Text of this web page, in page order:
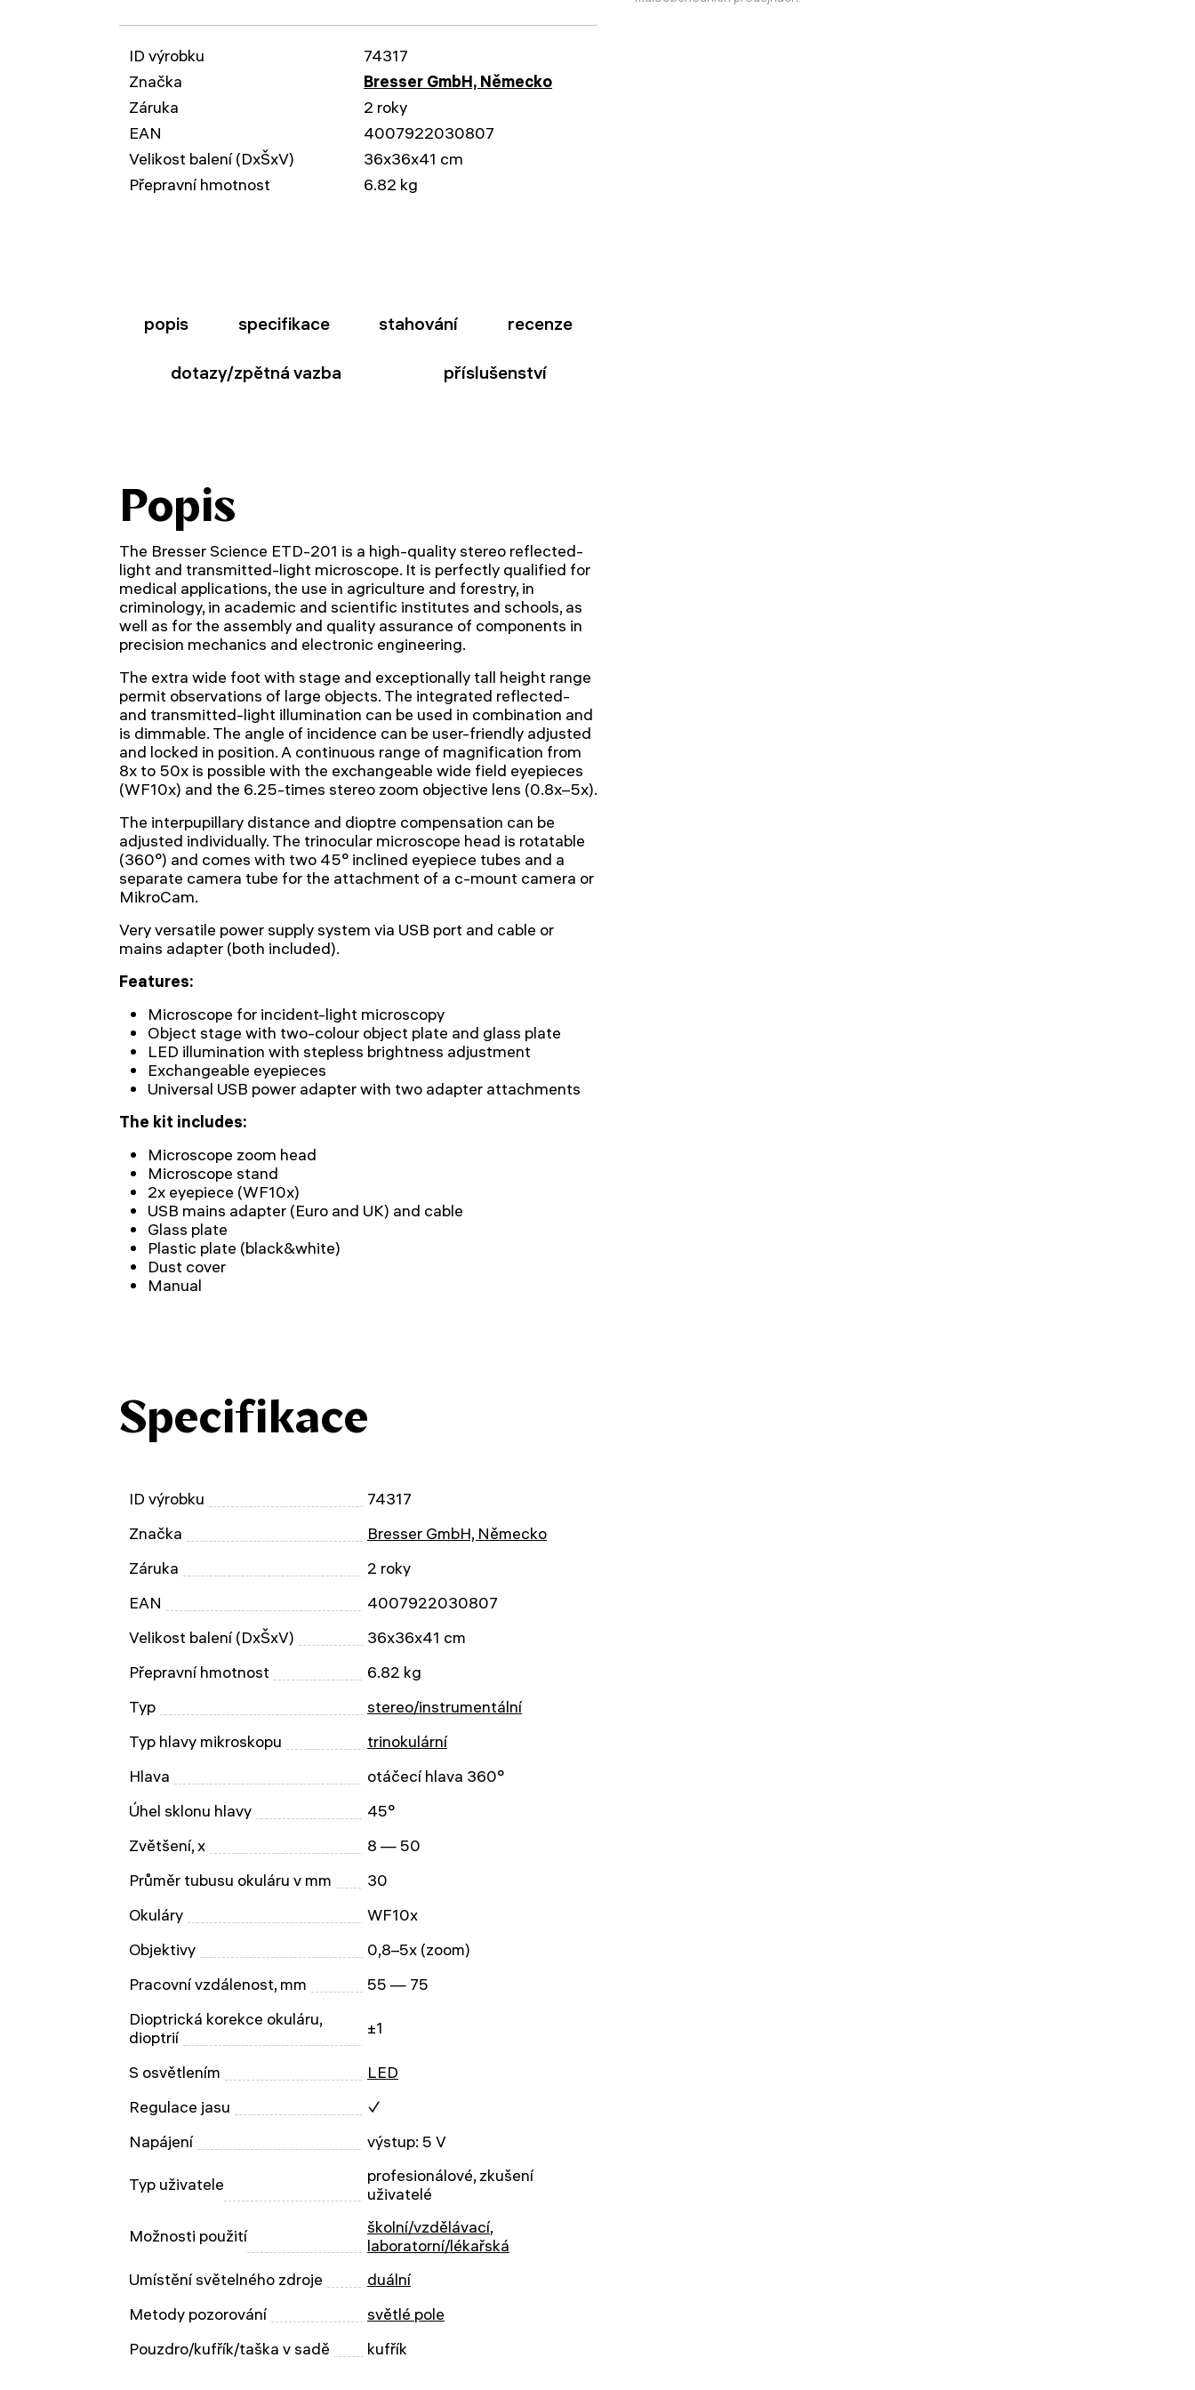
ID výrobku
74317
Značka
Bresser GmbH, Německo
Záruka
2 roky
EAN
4007922030807
Velikost balení (DxŠxV)
36x36x41 cm
Přepravní hmotnost
6.82 kg
popis specifikace stahování recenze
dotazy/zpětná vazba příslušenství
Popis
The Bresser Science ETD-201 is a high-quality stereo reflected-
light and transmitted-light microscope. It is perfectly qualified for
medical applications, the use in agriculture and forestry, in
criminology, in academic and scientific institutes and schools, as
well as for the assembly and quality assurance of components in
precision mechanics and electronic engineering.
The extra wide foot with stage and exceptionally tall height range
permit observations of large objects. The integrated reflected-
and transmitted-light illumination can be used in combination and
is dimmable. The angle of incidence can be user-friendly adjusted
and locked in position. A continuous range of magnification from
8x to 50x is possible with the exchangeable wide field eyepieces
(WF10x) and the 6.25-times stereo zoom objective lens (0.8x–5x).
The interpupillary distance and dioptre compensation can be
adjusted individually. The trinocular microscope head is rotatable
(360°) and comes with two 45° inclined eyepiece tubes and a
separate camera tube for the attachment of a c-mount camera or
MikroCam.
Very versatile power supply system via USB port and cable or
mains adapter (both included).
Features:
Microscope for incident-light microscopy
Object stage with two-colour object plate and glass plate
LED illumination with stepless brightness adjustment
Exchangeable eyepieces
Universal USB power adapter with two adapter attachments
The kit includes:
Microscope zoom head
Microscope stand
2x eyepiece (WF10x)
USB mains adapter (Euro and UK) and cable
Glass plate
Plastic plate (black&white)
Dust cover
Manual
Specifikace
ID výrobku
74317
Značka
Bresser GmbH, Německo
Záruka
2 roky
EAN
4007922030807
Velikost balení (DxŠxV)
36x36x41 cm
Přepravní hmotnost
6.82 kg
Typ
stereo/instrumentální
Typ hlavy mikroskopu
trinokulární
Hlava
otáčecí hlava 360°
Úhel sklonu hlavy
45°
Zvětšení, x
8 — 50
Průměr tubusu okuláru v mm
30
Okuláry
WF10x
Objektivy
0,8–5x (zoom)
Pracovní vzdálenost, mm
55 — 75
Dioptrická korekce okuláru,
dioptrií
±1
S osvětlením
LED
Regulace jasu
✓
Napájení
výstup: 5 V
Typ uživatele
profesionálové, zkušení
uživatelé
Možnosti použití školní/vzdělávací,
laboratorní/lékařská
Umístění světelného zdroje
duální
Metody pozorování
světlé pole
Pouzdro/kufřík/taška v sadě
kufřík